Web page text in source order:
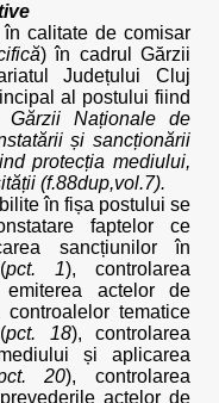
în calitate de comisar
) în cadrul Gărzii
Județului Cluj
al postului fiind
Gărzii Naționale de
și sancționării
protecția mediului,
(f.88dup,vol.7).
în fișa postului se
faptelor ce
sancțiunilor în
pct. 1), controlarea
actelor de
controalelor tematice
pct. 18), controlarea
și aplicarea
20), controlarea
actelor de